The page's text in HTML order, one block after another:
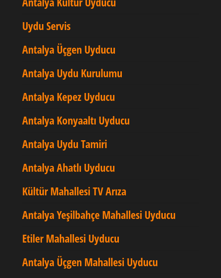
Uydu Servis
Antalya Üçgen Uyducu
Antalya Uydu Kurulumu
Antalya Kepez Uyducu
Antalya Konyaaltı Uyducu
Antalya Uydu Tamiri
Antalya Ahatlı Uyducu
Kültür Mahallesi TV Arıza
Antalya Yeşilbahçe Mahallesi Uyducu
Etiler Mahallesi Uyducu
Antalya Üçgen Mahallesi Uyducu